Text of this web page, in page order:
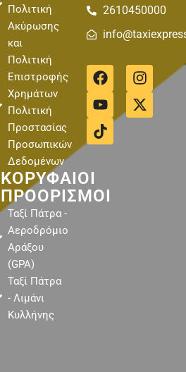
Πολιτική
Ακύρωσης
και
Πολιτική
Επιστροφής
Χρημάτων
Πολιτική
Προστασίας
Προσωπικών
Δεδομένων
ΚΟΡΥΦΑΊΟΙ
ΠΡΟΟΡΙΣΜΟΊ
Ταξί Πάτρα -
Αεροδρόμιο
Αράξου
(GPA)
Ταξί Πάτρα
- Λιμάνι
Κυλλήνης
2610450000
F
a
c
e
b
o
I
n
s
t
Y
o
u
t
u
b
X
-
t
w
T
i
k
t
o
k